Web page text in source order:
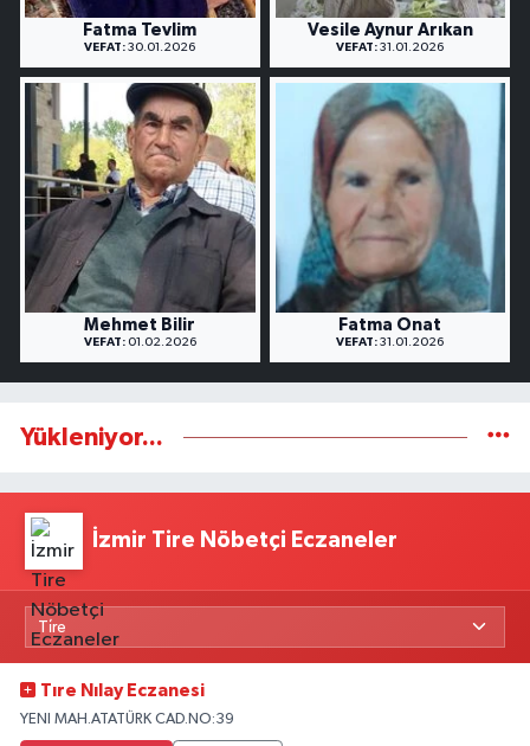
Fatma Tevlim
VEFAT: 30.01.2026
Vesile Aynur Arıkan
VEFAT: 31.01.2026
Mehmet Bilir
VEFAT:01.02.2026
Fatma Onat
VEFAT: 31.01.2026
Yükleniyor...
İzmir Tire Nöbetçi Eczaneler
Tıre Nılay Eczanesi
YENI MAH.ATATÜRK CAD.NO:39